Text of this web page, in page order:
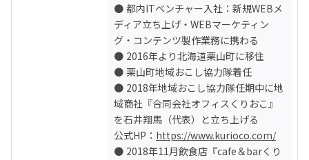
● 都内ITベンチャー入社：新規WEBメ
ディア立ち上げ・WEBマーケティン
グ・コンテンツ製作業務に携わる
● 2016年より北海道栗山町に移住
● 栗山町地域おこし協力隊着任
● 2018年地域おこし協力隊任期中に地
域商社『合同会社オフィスくりおこ』
を石井翔馬（代表）と立ち上げる
公式HP： https://www.kurioco.com/
● 2018年11月飲食店『cafe＆barくり